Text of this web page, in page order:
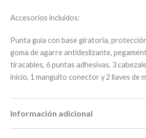
Accesorios incluidos:
Punta guía con base giratoria,
goma de agarre antideslizante,
tiracables, 6 puntas adhesivas, 3
inicio, 1 manguito conector y 2 llaves de
Información adicional